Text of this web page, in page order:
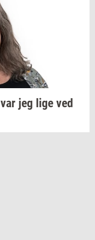
var jeg lige ved